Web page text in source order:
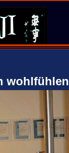
wohlfühlen